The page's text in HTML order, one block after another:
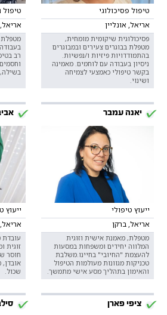
טיפול פסיכולוגי
אריאל, אונליין
פסיכולוגית שיקומית מומחית,
מטפלת בבוגרים צעירים ובמבוגרים
בהתמודדויות פיזיות ו/נפשיות.
ניסיון בעבודה עם לוחמים. מאמינה
בקשר טיפולי כאמצעי לצמיחה
ושינוי.
טיפול
רב
בשילה,
יאנה עמבר
ייעוץ טיפולי
אריאל, ברקן
מטפלת, מאמנת אישית וזוגית
המלווה יחידים ומשפחות במסעות
להעצמת "החיובי" בחיינו.משלבת
טכניקות מגוונות מעולמות הטיפול
והאימון בתהליך מסע אישי מתמשך.
ייעוץ
עובדת
זוגית
חוסר
אובדן,
שכול.
ציפי פארן